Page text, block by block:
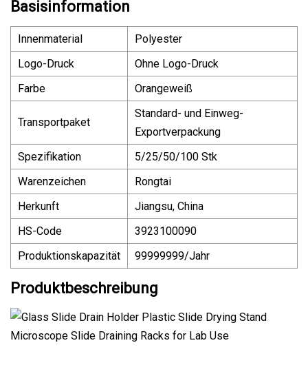
Basisinformation
Innenmaterial
Polyester
Logo-Druck
Ohne Logo-Druck
Farbe
Orangeweiß
Transportpaket
Standard- und Einweg-
Exportverpackung
Spezifikation
5/25/50/100 Stk
Warenzeichen
Rongtai
Herkunft
Jiangsu, China
HS-Code
3923100090
Produktionskapazität
99999999/Jahr
Produktbeschreibung